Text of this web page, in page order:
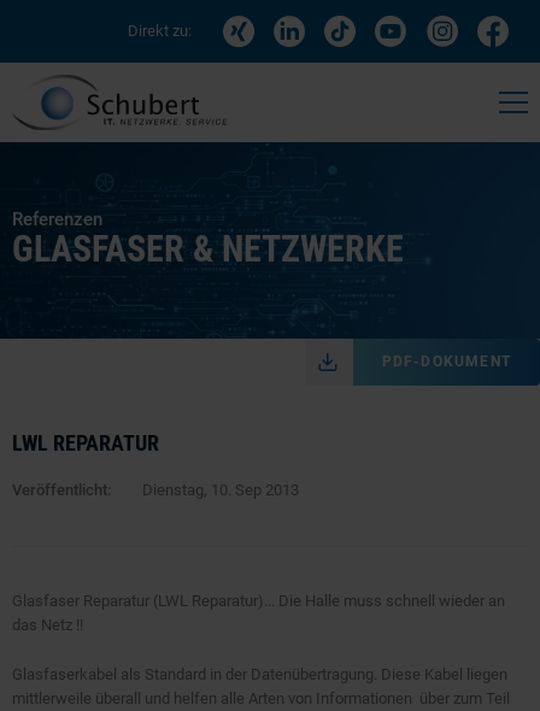
Direkt zu:
Referenzen
GLASFASER & NETZWERKE
PDF-DOKUMENT
LWL REPARATUR
Veröffentlicht: Dienstag, 10. Sep 2013
Glasfaser Reparatur (LWL Reparatur)... Die Halle muss schnell wieder an
das Netz !!
Glasfaserkabel als Standard in der Datenübertragung. Diese Kabel liegen
mittlerweile überall und helfen alle Arten von Informationen über zum Teil